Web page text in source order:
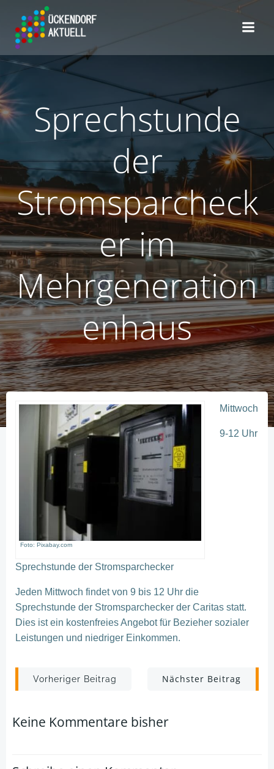
Sprechstunde
der
Stromsparcheck
er im
Mehrgeneration
enhaus
Foto: Pixabay.com
Mittwoch
9-12 Uhr
Sprechstunde der Stromsparchecker
Jeden Mittwoch findet von 9 bis 12 Uhr die
Sprechstunde der Stromsparchecker der Caritas statt.
Dies ist ein kostenfreies Angebot für Bezieher sozialer
Leistungen und niedriger Einkommen.
Post
navigation
Vorheriger Beitrag
Post
navigation
Nächster Beitrag
Keine Kommentare bisher